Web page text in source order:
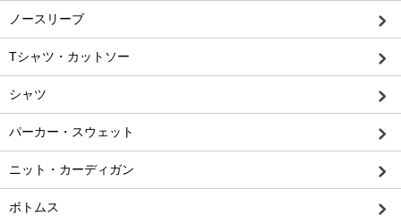
ノースリーブ
Tシャツ・カットソー
シャツ
パーカー・スウェット
ニット・カーディガン
ボトムス